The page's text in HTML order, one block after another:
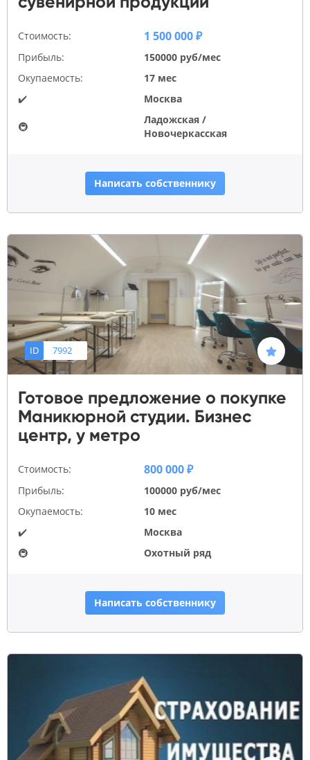
Стоимость: 1 500 000 ₽
Прибыль:
150000 руб/мес
Окупаемость:
17 мес
✔️
Москва
🚇
Ладожская /
Новочеркасская
Написать собственнику
ID 7992
Готовое предложение о покупке
Маникюрной студии. Бизнес
центр, у метро
Стоимость: 800 000 ₽
Прибыль:
100000 руб/мес
Окупаемость:
10 мес
✔️
Москва
🚇
Охотный ряд
Написать собственнику